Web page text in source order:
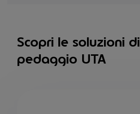
Scopri le soluzioni di
pedaggio UTA